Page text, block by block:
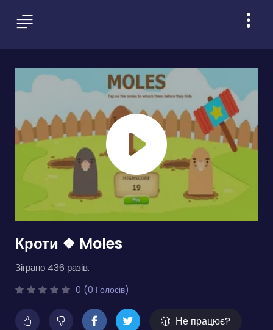
Кроти ❖ Moles
Зіграно 436 разів.
0 (0 Голосів)
Не працює?